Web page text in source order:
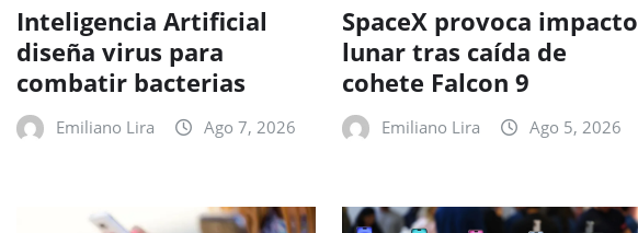
Inteligencia Artificial
diseña virus para
combatir bacterias
Emiliano Lira Ago 7, 2026
SpaceX provoca impacto
lunar tras caída de
cohete Falcon 9
Emiliano Lira Ago 5, 2026